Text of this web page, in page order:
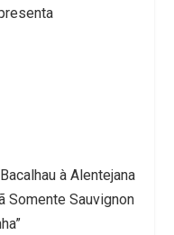
à Alentejana
Somente Sauvignon